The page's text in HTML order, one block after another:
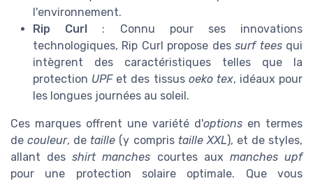
l'environnement.
Rip Curl : Connu pour ses innovations
technologiques, Rip Curl propose dessurf teesqui
intègrent des caractéristiques telles que la
protection UPFet des tissus oeko tex, idéaux pour
les longues journées au soleil.
Ces marques offrent une variété d'options en termes
decouleur, de taille (y compris taille XXL), et de styles,
allant desshirt manches courtes aux manches upf
pour une protection solaire optimale. Que vous